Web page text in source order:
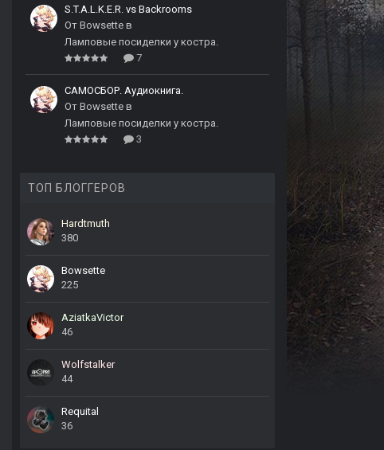
S.T.A.L.K.E.R. vs Backrooms
От Bowsette в
Ламповые посиделки у костра.
7
САМОСБОР. Аудиокнига.
От Bowsette в
Ламповые посиделки у костра.
3
ТОП БЛОГГЕРОВ
Hardtmuth
380
Bowsette
225
AziatkaVictor
46
Wolfstalker
44
Requital
36